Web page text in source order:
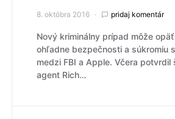
8. októbra 2016 pridaj komentár
Nový kriminálny prípad môže
ohľadne bezpečnosti a súkromiu
medzi FBI a Apple. Včera potvrdil
agent Rich…